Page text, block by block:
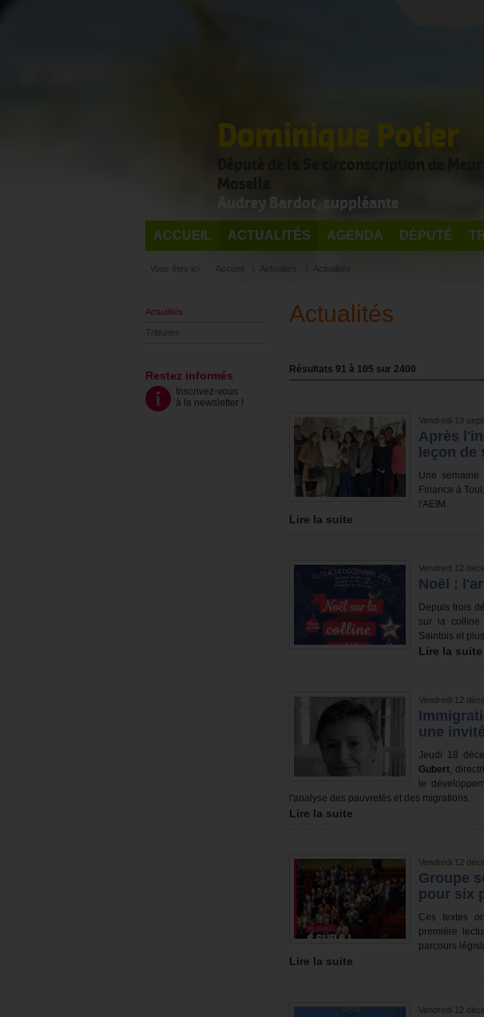
Dominique Potier
Audrey Bardot, suppléante
ACCUEIL ACTUALITÉS AGENDA DÉPUTÉ
Vous êtes ici : Accueil Actualités Actualités
Actualités
Tribunes
Restez informés
Inscrivez-vous
à la newsletter !
Actualités
Résultats 91 à 105 sur 2400
Vendredi 19
Après
leçon de
Une
Finance à
l'AEIM.
Lire la suite
Vendredi 12
Noël :
Depuis trois
sur la colline
Saintois et
Lire la suite
Vendredi 12
une
Jeudi 18
Gubert,
le
l'analyse des pauvretés et des migrations.
Lire la suite
Vendredi 12
Groupe
pour six
Ces textes
première
parcours
Lire la suite
Vendredi 12